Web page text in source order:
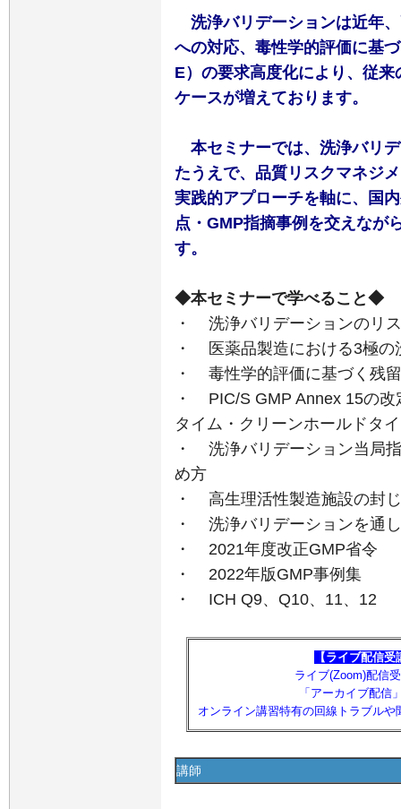
洗浄バリデーションは近年
への対応、毒性学的評価に基
E）の要求高度化により、従
ケースが増えております。
本セミナーでは、洗浄バリ
たうえで、品質リスクマネジ
実践的アプローチを軸に、国
点・GMP指摘事例を交えなが
す。
◆本セミナーで学べること◆
・ 洗浄バリデーションのリ
・ 医薬品製造における3極の
・ 毒性学的評価に基づく残
・ PIC/S GMP Annex 15の改
タイム・クリーンホールドタ
・ 洗浄バリデーション当局
め方
・ 高生理活性製造施設の封
・ 洗浄バリデーションを通
・ 2021年度改正GMP省令
・ 2022年版GMP事例集
・ ICH Q9、Q10、11、12
【ライブ配信
ライブ(Zoom)配信
「アーカイブ配信
オンライン講習特有の回線トラブル
講師